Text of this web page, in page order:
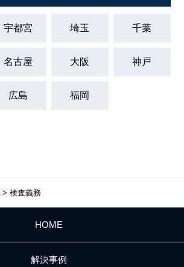
宇都宮 埼玉 千葉
名古屋 大阪 神戸
広島 福岡
> 検査義務
HOME
解決事例